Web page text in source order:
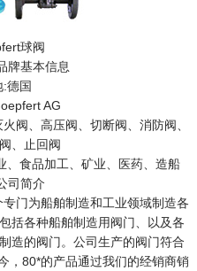
球阀
牌基本信息
:德国
AG
阀、高压阀、切断阀、消防阀、
、止回阀
、食品加工、矿业、医药、造船
司简介
门为船舶制造和工业领域制造各
括各种船舶制造用阀门、以及各
造的阀门。公司生产的阀门符合
，80*的产品通过我们的经销商销